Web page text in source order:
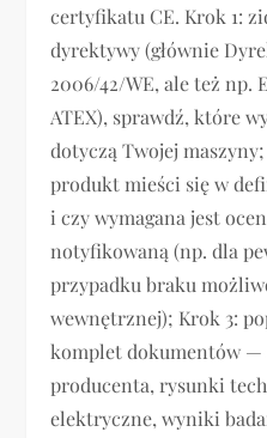
certyfikatu CE. Krok 1:
dyrektywy (głównie
2006/42/WE, ale też np.
ATEX), sprawdź, które
dotyczą Twojej
produkt mieści się w
i czy wymagana jest
notyfikowaną (np. dla
przypadku braku
wewnętrznej); Krok 3:
komplet dokumentów —
producenta, rysunki
elektryczne, wyniki